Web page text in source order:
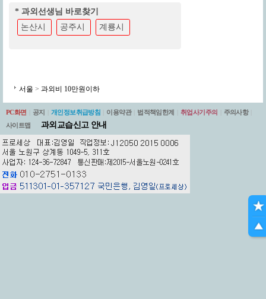
* 과외선생님 바로찾기
논산시
공주시 계룡시
서울 > 과외비 10만원이하
PC화면 공지 개인정보취급방침 이용약관 법적책임한계 취업사기주의 주의사항
사이트맵
과외교습신고 안내